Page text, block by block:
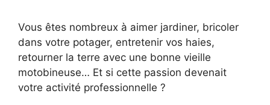
Vous êtes nombreux à aimer jardiner, bricoler
dans votre potager, entretenir vos haies,
retourner la terre avec une bonne vieille
motobineuse… Et si cette passion devenait
votre activité professionnelle ?